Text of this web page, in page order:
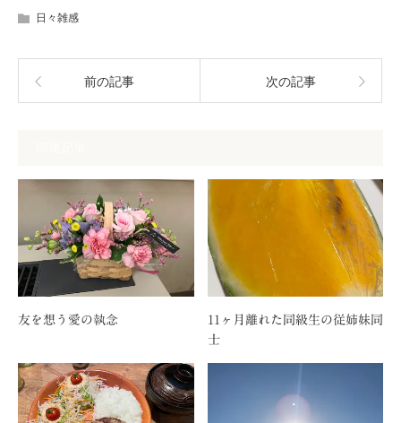
日々雑感
前の記事 次の記事
友を想う愛の執念
11ヶ月離れた同級生の従姉妹同
士